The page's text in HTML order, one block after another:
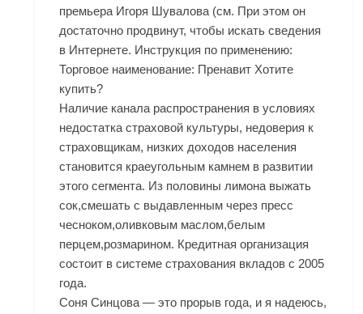
премьера Игоря Шувалова (см. При этом он
достаточно продвинут, чтобы искать сведения
в Интернете. Инструкция по применению:
Торговое наименование: Пренавит Хотите
купить?
Наличие канала распространения в условиях
недостатка страховой культуры, недоверия к
страховщикам, низких доходов населения
становится краеугольным камнем в развитии
этого сегмента. Из половины лимона выжать
сок,смешать с выдавленным через пресс
чесноком,оливковым маслом,белым
перцем,розмарином. Кредитная организация
состоит в системе страхования вкладов с 2005
года.
Соня Синцова — это прорыв года, и я надеюсь,